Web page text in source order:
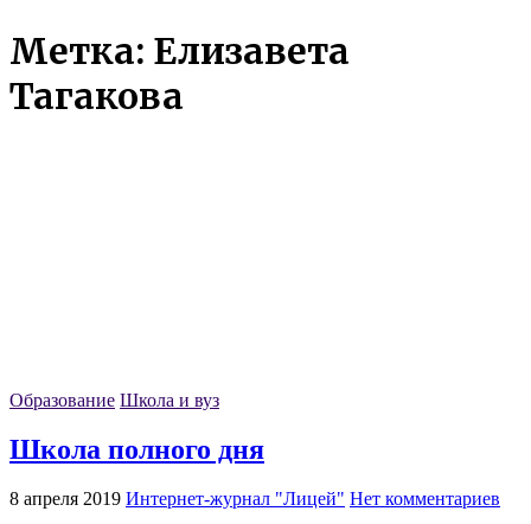
Метка: Елизавета
Тагакова
Образование Школа и вуз
Школа полного дня
8 апреля 2019 Интернет-журнал "Лицей" Нет комментариев